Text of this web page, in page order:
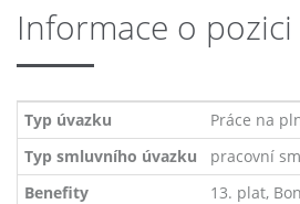
Informace o pozici
Typ úvazku
Práce na
Typ smluvního úvazku
pracovní
Benefity
13. plat,